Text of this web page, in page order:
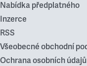
Nabídka předplatného
Inzerce
RSS
Všeobecné obchodní
Ochrana osobních údajů